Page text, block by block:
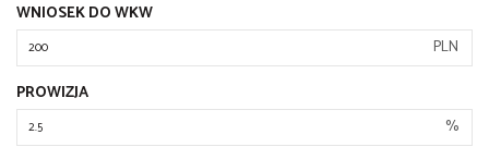
WNIOSEK DO WKW
PLN
PROWIZJA
%